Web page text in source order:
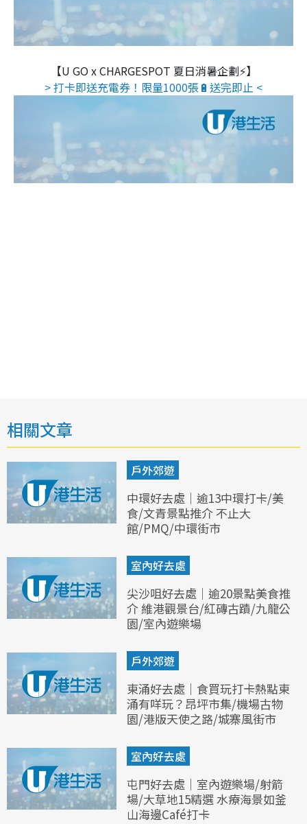
【U GO x CHARGESPOT 夏日消暑企劃⚡】
> 打卡即送充電券！限量1000張🔋送完即止 <
相關文章
戶外郊遊
中環好去處｜逾13中環打卡/美
食/文青景點推介 不止大
館/PMQ/中環街市
室內好去處
尖沙咀好去處｜逾20景點美食推
介 維港觀景台/紅磚古蹟/九龍公
園/室內遊樂場
戶外郊遊
東涌好去處｜食買玩打卡熱點東
涌有咩玩？昂坪市集/機場古物
園/港版天使之路/城寨風街市
室內好去處
屯門好去處｜室內遊樂場/射箭
場/大草地15精選 水療海景如釜
山海邊Café打卡